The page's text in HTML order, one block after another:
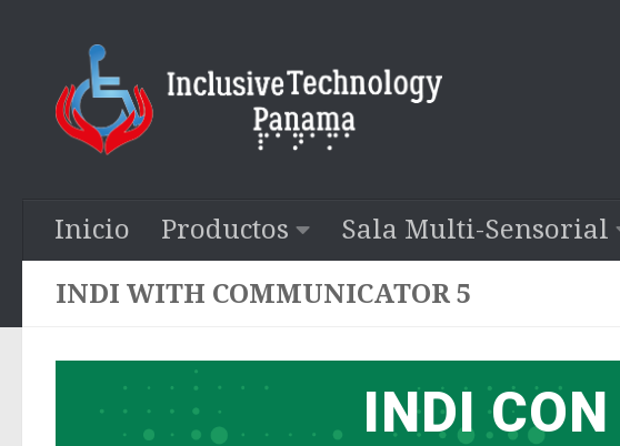
Saltar al contenido
Inicio Productos Sala Multi-Sensorial
INDI WITH COMMUNICATOR 5
INDI